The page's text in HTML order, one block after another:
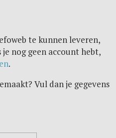
te kunnen leveren,
nog geen account hebt,
.
Vul dan je gegevens